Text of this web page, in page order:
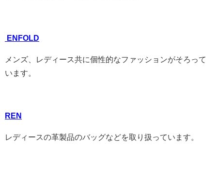
ENFOLD
メンズ、レディース共に個性的なファッションがそろって
います。
REN
レディースの革製品のバッグなどを取り扱っています。